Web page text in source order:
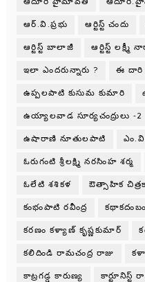
ఆర్.వి.ప్రభు ఆర్టిస్ట్ చందు
ఆర్టిస్ట్ బాలాజీ ఆర్టిస్ట్
ఇలా ఎందరున్నారు ? ఈ దారి
ఉప్పలపాటి కుసుమ కుమారి
ఉయ్యాలవాడ సూర్యచంద్రులు -2
ఉషారాణి నూతులపాటి
ఓరుగంటి శ్రీలక్ష్మి నరసింహ శర్మ
ఓలేటి శశికళ ఔత్సాహిక
కంభంపాటి రవీంద్ర కథాకదంబం
కరణం కళ్యాణ్ కృష్ణకుమార్
కలిదిండి రామచంద్ర రాజు
కాట్రగడ్డ కారుణ్య కార్టూనిస్ట్